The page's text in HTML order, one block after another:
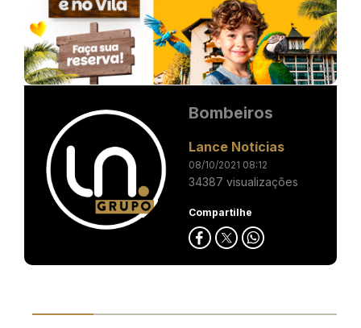
Bombeiros
Lance Notícias
08/10/2021 08:12
34387 visualizações
Compartilhe